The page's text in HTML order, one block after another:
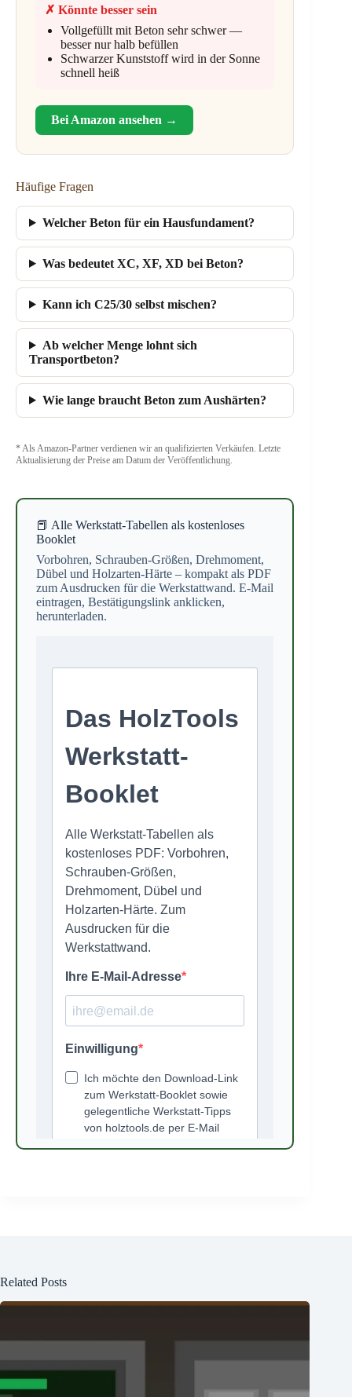
✗ Könnte besser sein
Vollgefüllt mit Beton sehr schwer —
besser nur halb befüllen
Schwarzer Kunststoff wird in der Sonne
schnell heiß
Bei Amazon ansehen →
Häufige Fragen
Welcher Beton für ein Hausfundament?
Was bedeutet XC, XF, XD bei Beton?
Kann ich C25/30 selbst mischen?
Ab welcher Menge lohnt sich
Transportbeton?
Wie lange braucht Beton zum Aushärten?
* Als Amazon-Partner verdienen wir an qualifizierten Verkäufen. Letzte
Aktualisierung der Preise am Datum der Veröffentlichung.
📕 Alle Werkstatt-Tabellen als kostenloses
Booklet
Vorbohren, Schrauben-Größen, Drehmoment,
Dübel und Holzarten-Härte – kompakt als PDF
zum Ausdrucken für die Werkstattwand. E-Mail
eintragen, Bestätigungslink anklicken,
herunterladen.
Related Posts